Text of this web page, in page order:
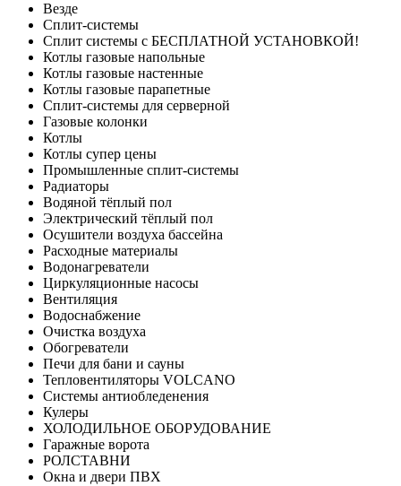
Везде
Сплит-системы
Сплит системы с БЕСПЛАТНОЙ УСТАНОВКОЙ!
Котлы газовые напольные
Котлы газовые настенные
Котлы газовые парапетные
Сплит-системы для серверной
Газовые колонки
Котлы
Котлы супер цены
Промышленные сплит-системы
Радиаторы
Водяной тёплый пол
Электрический тёплый пол
Осушители воздуха бассейна
Расходные материалы
Водонагреватели
Циркуляционные насосы
Вентиляция
Водоснабжение
Очистка воздуха
Обогреватели
Печи для бани и сауны
Тепловентиляторы VOLCANO
Системы антиобледенения
Кулеры
ХОЛОДИЛЬНОЕ ОБОРУДОВАНИЕ
Гаражные ворота
РОЛСТАВНИ
Окна и двери ПВХ